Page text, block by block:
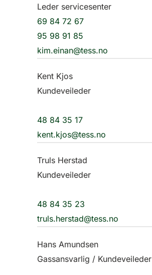
Leder servicesenter
69 84 72 67
95 98 91 85
kim.einan@tess.no
Kent Kjos
Kundeveileder
48 84 35 17
kent.kjos@tess.no
Truls Herstad
Kundeveileder
48 84 35 23
truls.herstad@tess.no
Hans Amundsen
Gassansvarlig / Kundeveileder